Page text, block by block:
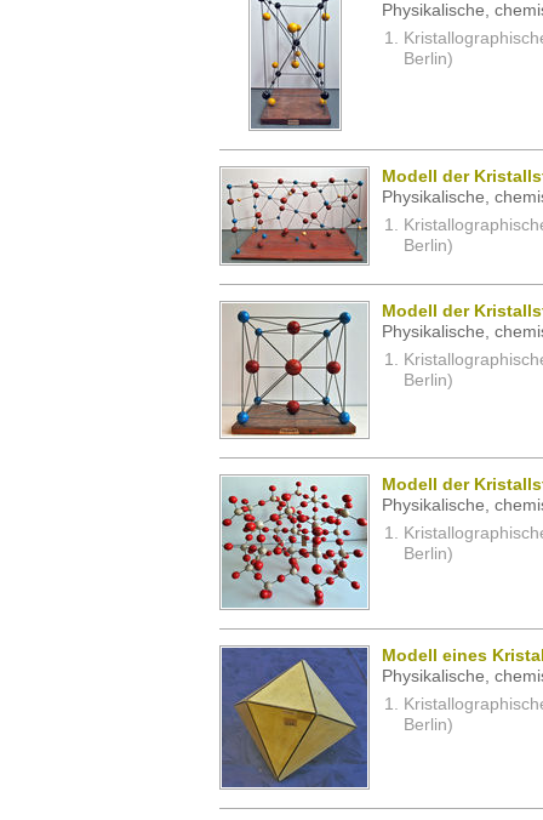
Physikalische,
Berlin)
Modell der
Physikalische,
Berlin)
Modell der
Physikalische,
Berlin)
Modell der
Physikalische,
Berlin)
Modell eines
Physikalische,
Berlin)